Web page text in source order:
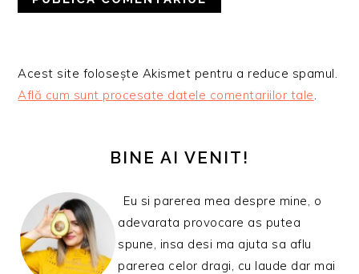
Acest site folosește Akismet pentru a reduce spamul.
Află cum sunt procesate datele comentariilor tale
PRINCIPALĂBINE AI VENIT!
Eu si parerea mea despre mine, o
adevarata provocare as putea
spune, insa desi ma ajuta sa aflu
parerea celor dragi, cu laude dar mai